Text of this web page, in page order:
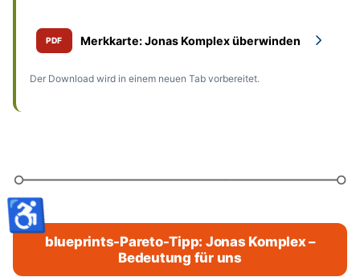
PDF Merkkarte: Jonas Komplex überwinden
Der Download wird in einem neuen Tab vorbereitet.
blueprints-Pareto-Tipp: Jonas Komplex –
Bedeutung für uns